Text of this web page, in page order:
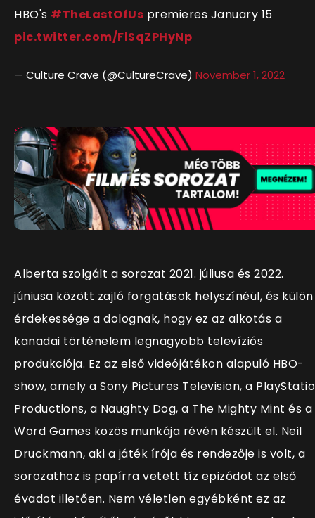
HBO's #TheLastOfUs premieres January 15
pic.twitter.com/FlSqZPHyNp
— Culture Crave (@CultureCrave) November 1, 2022
Alberta szolgált a sorozat 2021. júliusa és 2022.
júniusa között zajló forgatások helyszínéül, és külön
érdekessége a dolognak, hogy ez az alkotás a
kanadai történelem legnagyobb televíziós
produkciója. Ez az első videójátékon alapuló HBO-
show, amely a Sony Pictures Television, a
Productions, a Naughty Dog, a The Mighty Mint és a
Word Games közös munkája révén készült el. Neil
Druckmann, aki a játék írója és rendezője is volt, a
sorozathoz is papírra vetett tíz epizódot az első
évadot illetően. Nem véletlen egyébként ez az